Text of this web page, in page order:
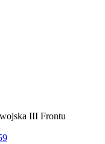
III Frontu